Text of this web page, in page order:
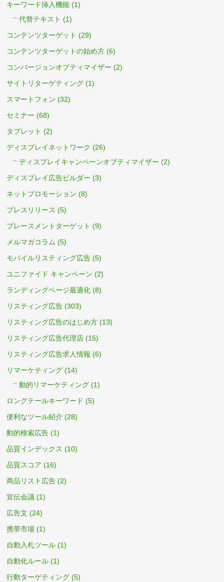
キーワード挿入機能 (1)
代替テキスト (1)
コンテンツターゲット (29)
コンテンツターゲットの始め方 (6)
コンバージョンオプティマイザー (2)
サイトリターゲティング (1)
スマートフォン (32)
セミナー (68)
タブレット (2)
ディスプレイネットワーク (26)
ディスプレイキャンペーンオプティマイザー (2)
ディスプレイ広告ビルダー (3)
ネットプロモーション (8)
プレスリリース (5)
プレースメントターゲット (9)
メルマガコラム (5)
モバイルリスティング広告 (5)
ユニファイド キャンペーン (2)
ランディングページ最適化 (8)
リスティング広告 (303)
リスティング広告のはじめ方 (13)
リスティング広告代理店 (15)
リスティング広告求人情報 (6)
リマーケティング (14)
動的リマーケティング (1)
ロングテールキーワード (5)
便利なツール紹介 (28)
動的検索広告 (1)
品質インデックス (10)
品質スコア (16)
商品リスト広告 (2)
宣伝会議 (1)
広告文 (24)
携帯市場 (1)
自動入札ツール (1)
自動化ルール (1)
行動ターゲティング (5)